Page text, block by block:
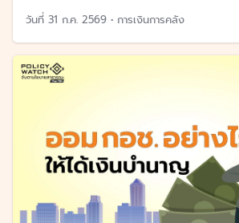
วันที่ 31 ก.ค. 2569 • การเงินการคลัง